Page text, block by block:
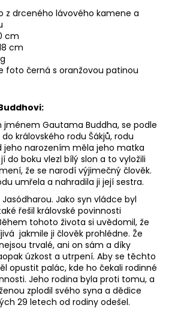
z drceného lávového kamene a
cm
cm
foto černá s oranžovou patinou
jménem Gautama Buddha, se podle
královského rodu Šákjů, rodu
jeho narozením měla jeho matka
do boku vlezl bílý slon a to vyložili
že se narodí výjimečný člověk.
umřela a nahradila ji její sestra.
Jasódharou. Jako syn vládce byl
řešil královské povinnosti
tohoto života si uvědomil, že
jakmile ji člověk prohlédne. Že
trvalé, ani on sám a díky
úzkost a utrpení. Aby se těchto
opustit palác, kde ho čekali rodinné
Jeho rodina byla proti tomu, a
zplodil svého syna a dědice
29 letech od rodiny odešel.